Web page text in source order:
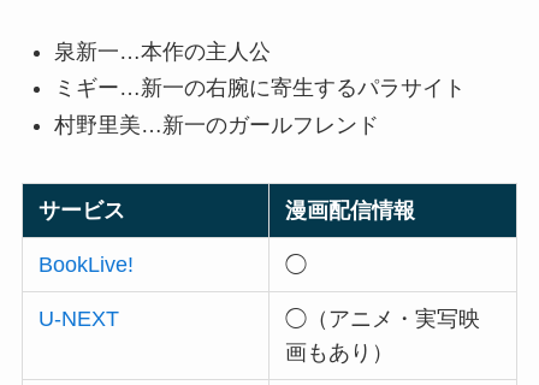
泉新一…本作の主人公
ミギー…新一の右腕に寄生するパラサイト
村野里美…新一のガールフレンド
サービス 漫画配信情報
BookLive! ◯
U-NEXT
◯（アニメ・実写映
画もあり）